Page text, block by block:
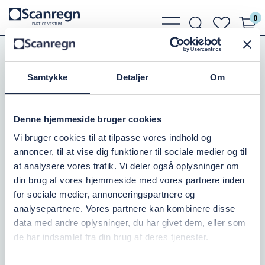
Samtykke Detaljer Om
Denne hjemmeside bruger cookies
Vi bruger cookies til at tilpasse vores indhold og
annoncer, til at vise dig funktioner til sociale medier og til
at analysere vores trafik. Vi deler også oplysninger om
din brug af vores hjemmeside med vores partnere inden
for sociale medier, annonceringspartnere og
analysepartnere. Vores partnere kan kombinere disse
data med andre oplysninger, du har givet dem, eller som
de har indsamlet fra din brug af deres tjenester.
PARTOF VESTUM
bars
light
search
light
heart 0
Koblinger
SVEJSENIPPEL 4" X 70
Varenr.:
På lager: 10+
176,25 DKKinkl. moms
Læg i kurv